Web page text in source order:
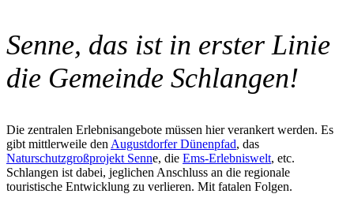
Senne, das ist in erster Linie
die Gemeinde Schlangen!
Die zentralen Erlebnisangebote müssen hier verankert werden. Es
gibt mittlerweile den Augustdorfer Dünenpfad, das
Naturschutzgroßprojekt Senne, die Ems-Erlebniswelt, etc.
Schlangen ist dabei, jeglichen Anschluss an die regionale
touristische Entwicklung zu verlieren. Mit fatalen Folgen.